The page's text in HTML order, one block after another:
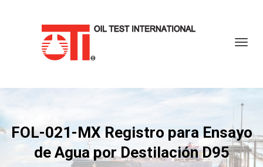
FOL-021-MX Registro para Ensayo
de Agua por Destilación D95